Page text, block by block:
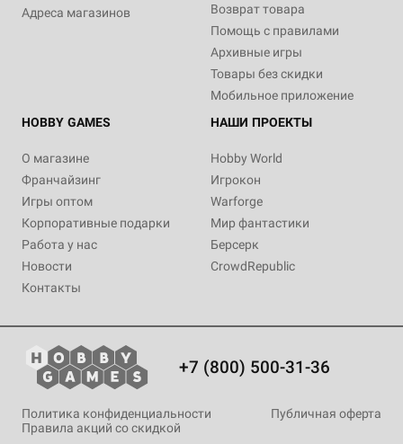
Адреса магазинов
Возврат товара
Помощь с правилами
Архивные игры
Товары без скидки
Мобильное приложение
HOBBY GAMES
О магазине
Франчайзинг
Игры оптом
Корпоративные подарки
Работа у нас
Новости
Контакты
НАШИ ПРОЕКТЫ
Hobby World
Игрокон
Warforge
Мир фантастики
Берсерк
CrowdRepublic
+7 (800) 500-31-36
Политика конфиденциальности
Публичная оферта
Правила акций со скидкой